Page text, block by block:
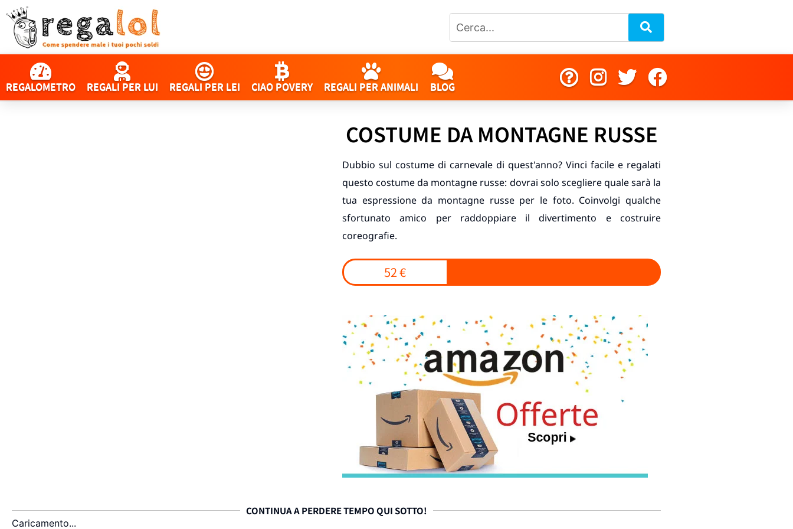
REGALOMETRO REGALI PER LUI REGALI PER LEI CIAO POVERY REGALI PER ANIMALI BLOG
COSTUME DA MONTAGNE RUSSE
Dubbio sul costume di carnevale di quest'anno? Vinci facile e regalati
questo costume da montagne russe: dovrai solo scegliere quale sarà la
tua espressione da montagne russe per le foto. Coinvolgi qualche
sfortunato amico per raddoppiare il divertimento e costruire
coreografie.
52 €
CONTINUA A PERDERE TEMPO QUI SOTTO!
Caricamento...